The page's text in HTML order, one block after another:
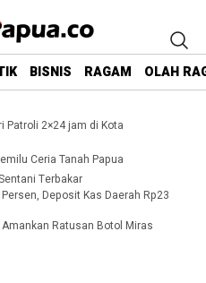
BISNIS RAGAM OLAH
Patroli 2×24 jam di Kota
Ceria Tanah Papua
Terbakar
Deposit Kas Daerah Rp23
Ratusan Botol Miras